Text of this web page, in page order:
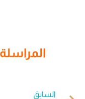
المراسلة
السابق